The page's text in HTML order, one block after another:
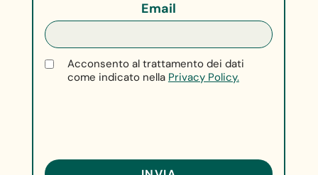
Email
Acconsento al trattamento dei dati
come indicato nella Privacy Policy.